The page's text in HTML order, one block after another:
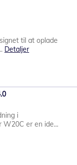
til at oplade
Detaljer
i
W20C er en ide...